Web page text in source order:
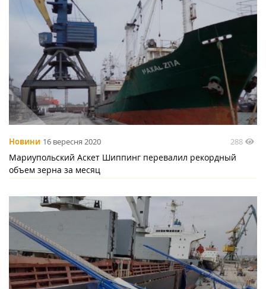
Новини 16 вересня 2020 288
Мариупольский Аскет Шиппинг перевалил рекордный
объем зерна за месяц